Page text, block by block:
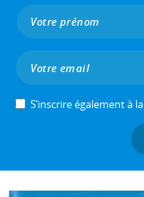
S’inscrire également à la